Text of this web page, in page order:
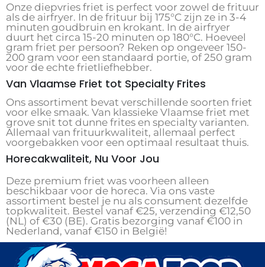
Onze diepvries friet is perfect voor zowel de frituur
als de airfryer. In de frituur bij 175°C zijn ze in 3-4
minuten goudbruin en krokant. In de airfryer
duurt het circa 15-20 minuten op 180°C. Hoeveel
gram friet per persoon? Reken op ongeveer 150-
200 gram voor een standaard portie, of 250 gram
voor de echte frietliefhebber.
Van Vlaamse Friet tot Specialty Frites
Ons assortiment bevat verschillende soorten friet
voor elke smaak. Van klassieke Vlaamse friet met
grove snit tot dunne frites en specialty varianten.
Allemaal van frituurkwaliteit, allemaal perfect
voorgebakken voor een optimaal resultaat thuis.
Horecakwaliteit, Nu Voor Jou
Deze premium friet was voorheen alleen
beschikbaar voor de horeca. Via ons vaste
assortiment bestel je nu als consument dezelfde
topkwaliteit. Bestel vanaf €25, verzending €12,50
(NL) of €30 (BE). Gratis bezorging vanaf €100 in
Nederland, vanaf €150 in België!